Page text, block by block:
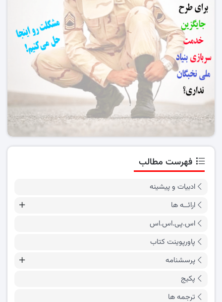
فهرست مطالب
ادبیات و پیشینه
ارائــه ها
اس.پی.اس.اس
پاورپوینت کتاب
پرسشنامه
پکیج
ترجمه ها